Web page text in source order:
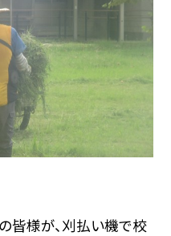
皆様が、刈払い機で校